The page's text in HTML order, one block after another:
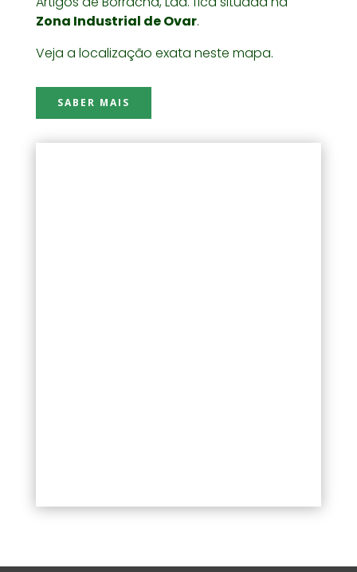
Zona Industrial de Ovar.
Veja a localização exata neste mapa.
SABER MAIS